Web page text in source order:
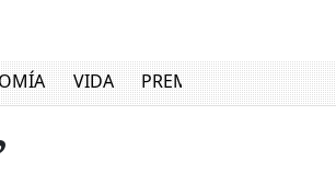
VIDA PREMIUM